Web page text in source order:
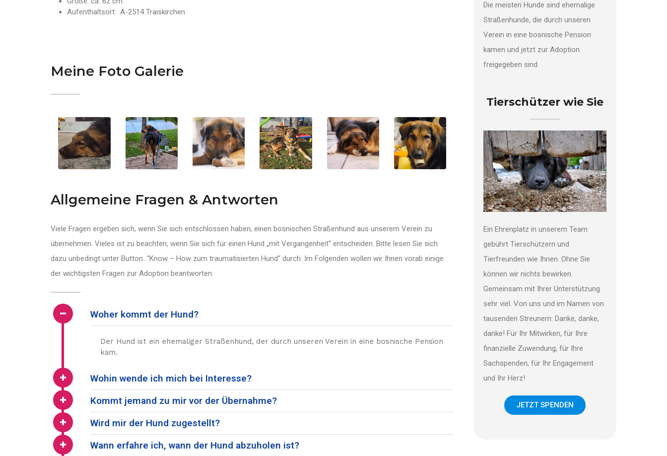
Aufenthaltsort: A-2514 Traiskirchen
Meine Foto Galerie
Allgemeine Fragen & Antworten
Viele Fragen ergeben sich, wenn Sie sich entschlossen haben, einen bosnischen Straßenhund aus unserem Verein zu
übernehmen. Vieles ist zu beachten, wenn Sie sich für einen Hund „mit Vergangenheit“ entscheiden. Bitte lesen Sie sich
dazu unbedingt unter Button…“Know – How zum traumatisierten Hund“ durch. Im Folgenden wollen wir Ihnen vorab einige
der wichtigsten Fragen zur Adoption beantworten:
Woher kommt der Hund?
Der Hund ist ein ehemaliger Straßenhund, der durch unseren Verein in eine bosnische Pension
kam.
Wohin wende ich mich bei Interesse?
Kommt jemand zu mir vor der Übernahme?
Wird mir der Hund zugestellt?
Wann erfahre ich, wann der Hund abzuholen ist?
Die meisten Hunde sind ehemalige
Straßenhunde, die durch unseren
Verein in eine bosnische Pension
kamen und jetzt zur Adoption
freigegeben sind.
Tierschützer wie Sie
Ein Ehrenplatz in unserem Team
gebührt Tierschützern und
Tierfreunden wie Ihnen. Ohne Sie
können wir nichts bewirken.
Gemeinsam mit Ihrer Unterstützung
sehr viel. Von uns und im Namen von
tausenden Streunern: Danke, danke,
danke! Für Ihr Mitwirken, für Ihre
finanzielle Zuwendung, für Ihre
Sachspenden, für Ihr Engagement
und Ihr Herz!
JETZT SPENDEN